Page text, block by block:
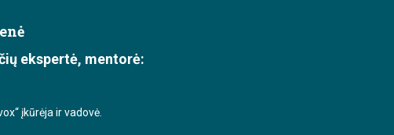
ekspertė, mentorė:
įkūrėja ir vadovė.